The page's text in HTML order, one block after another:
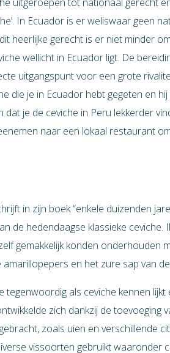
In Ecuador is er weliswaar geen
heerlijke gerecht is er niet minder
wellicht in Ecuador ligt. De
uitgangspunt voor een grote
die je in Ecuador hebt gegeten en
dat je de ceviche in Peru lekkerder
naar een lokaal restaurant
in zijn boek “enkele duizenden
de hedendaagse klassieke
gemakkelijk konden onderhouden
en het zure sap van
tegenwoordig als ceviche kennen
zich dankzij de toevoeging
zoals uien en verschillende
vissoorten gebruikt waaronder